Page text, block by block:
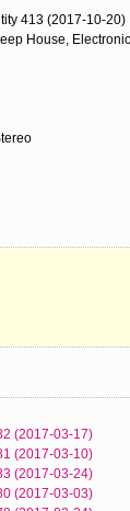
413 (2017-10-20)
House,
(2017-03-17)
(2017-03-10)
(2017-03-24)
(2017-03-03)